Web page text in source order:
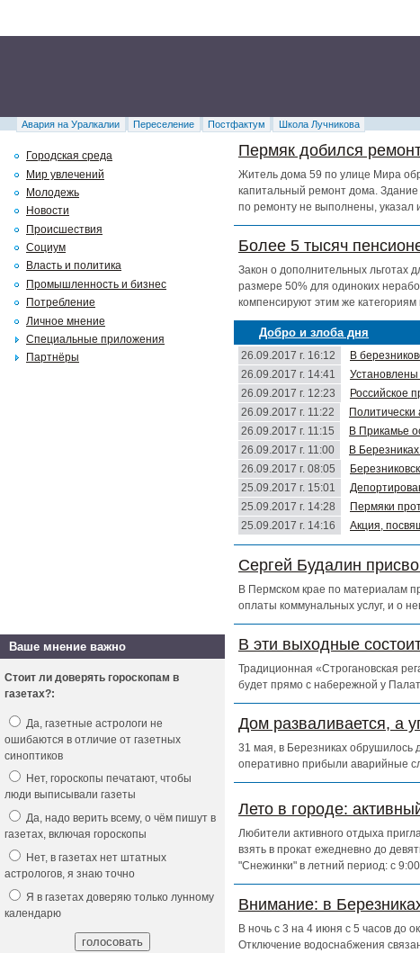
Авария на Уралкалии Переселение Постфактум Школа Лучникова
Пермяк добился
Житель дома 59 по улице Мира
капитальный ремонт дома. Здание
по ремонту не выполнены, указал
Более 5 тысяч
Закон о дополнительных льготах
размере 50% для одиноких
компенсируют этим же
Добро и злоба дня
26.09.2017 г. 16:12
В
26.09.2017 г. 14:41
26.09.2017 г. 12:23
Российское
26.09.2017 г. 11:22
26.09.2017 г. 11:15
В Прикамье
26.09.2017 г. 11:00
В
26.09.2017 г. 08:05
25.09.2017 г. 15:01
25.09.2017 г. 14:28
Пермяки
25.09.2017 г. 14:16
Акция,
Сергей Будалин
В Пермском крае по материалам
оплаты коммунальных услуг, и о
В эти выходные
Традиционная «Строгановская
будет прямо с набережной у
Дом разваливается, а
31 мая, в Березниках обрушилось
оперативно прибыли аварийные
Лето в городе:
Любители активного отдыха
взять в прокат ежедневно до
"Снежинки" в летний период: с
Внимание: в
В ночь с 3 на 4 июня с 5 часов до
Отключение водоснабжения
Городская среда
Мир увлечений
Молодежь
Новости
Происшествия
Социум
Власть и политика
Промышленность и бизнес
Потребление
Личное мнение
Специальные приложения
Партнёры
Ваше мнение важно
Стоит ли доверять гороскопам в
газетах?:
Да, газетные астрологи не
ошибаются в отличие от газетных
синоптиков
Нет, гороскопы печатают, чтобы
люди выписывали газеты
Да, надо верить всему, о чём пишут в
газетах, включая гороскопы
Нет, в газетах нет штатных
астрологов, я знаю точно
Я в газетах доверяю только лунному
календарю